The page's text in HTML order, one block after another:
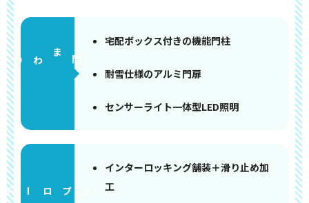
門まわり
宅配ボックス付きの機能門柱
耐雪仕様のアルミ門扉
センサーライト一体型LED照明
アプローチ
インターロッキング舗装＋滑り止め加
工